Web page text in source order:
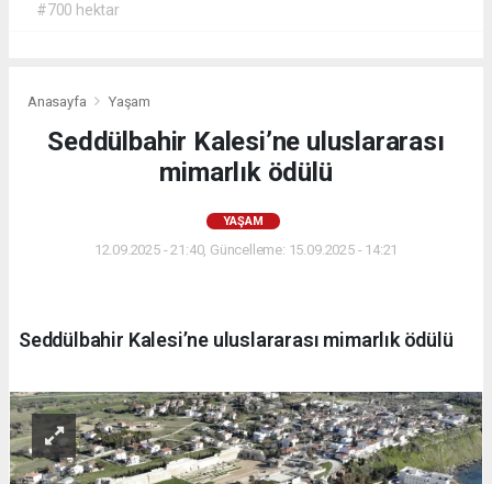
#700 hektar
Anasayfa Yaşam
Seddülbahir Kalesi’ne uluslararası
mimarlık ödülü
YAŞAM
12.09.2025 - 21:40, Güncelleme: 15.09.2025 - 14:21
Seddülbahir Kalesi’ne uluslararası mimarlık ödülü